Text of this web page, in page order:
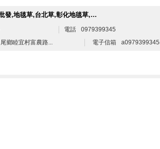
財神園藝-草皮批發,地毯草,台北草,彰化地毯草,彰化台北草
電話 0979399345
鄉睦宜村富農路... 電子信箱